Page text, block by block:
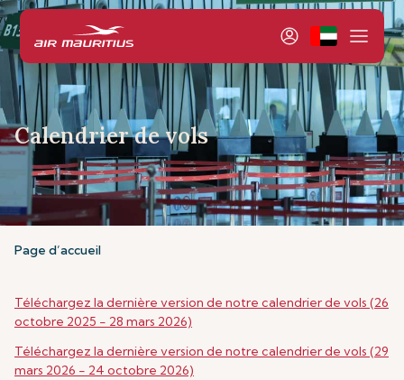
Calendrier de vols
Page d’accueil
Téléchargez la dernière version de notre calendrier de vols (26
octobre 2025 - 28 mars 2026)
Téléchargez la dernière version de notre calendrier de vols (29
mars 2026 - 24 octobre 2026)